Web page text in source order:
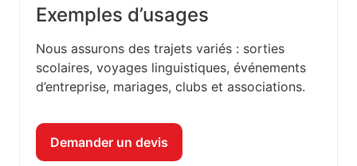
Exemples d’usages
Nous assurons des trajets variés : sorties
scolaires, voyages linguistiques, événements
d’entreprise, mariages, clubs et associations.
Demander un devis